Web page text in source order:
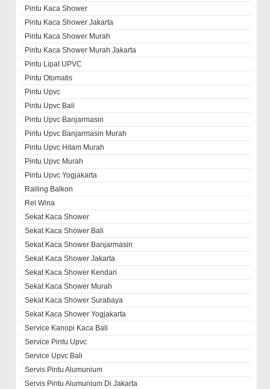
Pintu Kaca Shower
Pintu Kaca Shower Jakarta
Pintu Kaca Shower Murah
Pintu Kaca Shower Murah Jakarta
Pintu Lipat UPVC
Pintu Otomatis
Pintu Upvc
Pintu Upvc Bali
Pintu Upvc Banjarmasin
Pintu Upvc Banjarmasin Murah
Pintu Upvc Hitam Murah
Pintu Upvc Murah
Pintu Upvc Yogjakarta
Railing Balkon
Rel Wina
Sekat Kaca Shower
Sekat Kaca Shower Bali
Sekat Kaca Shower Banjarmasin
Sekat Kaca Shower Jakarta
Sekat Kaca Shower Kendari
Sekat Kaca Shower Murah
Sekat Kaca Shower Surabaya
Sekat Kaca Shower Yogjakarta
Service Kanopi Kaca Bali
Service Pintu Upvc
Service Upvc Bali
Servis Pintu Alumunium
Servis Pintu Alumunium Di Jakarta